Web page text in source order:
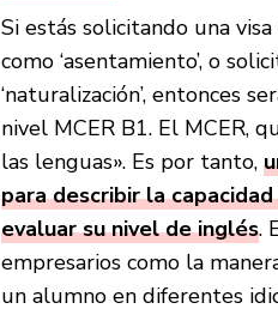
Si estás solicitando una
como ‘asentamiento’, o
‘naturalización’, entonces
nivel MCER B1. El MCER,
las lenguas». Es por tanto,
para describir la
evaluar su nivel de inglés.
empresarios como la
un alumno en diferentes